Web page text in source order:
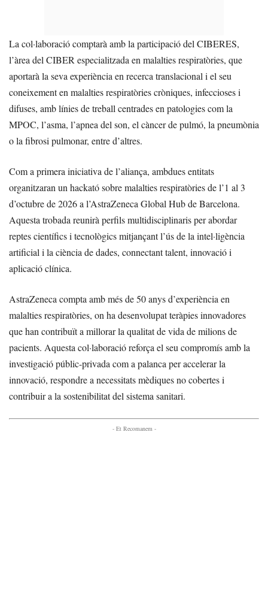
La col·laboració comptarà amb la participació del CIBERES,
l’àrea del CIBER especialitzada en malalties respiratòries, que
aportarà la seva experiència en recerca translacional i el seu
coneixement en malalties respiratòries cròniques, infeccioses i
difuses, amb línies de treball centrades en patologies com la
MPOC, l’asma, l’apnea del son, el càncer de pulmó, la pneumònia
o la fibrosi pulmonar, entre d’altres.
Com a primera iniciativa de l’aliança, ambdues entitats
organitzaran un hackató sobre malalties respiratòries de l’1 al 3
d’octubre de 2026 a l’AstraZeneca Global Hub de Barcelona.
Aquesta trobada reunirà perfils multidisciplinaris per abordar
reptes científics i tecnològics mitjançant l’ús de la intel·ligència
artificial i la ciència de dades, connectant talent, innovació i
aplicació clínica.
AstraZeneca compta amb més de 50 anys d’experiència en
malalties respiratòries, on ha desenvolupat teràpies innovadores
que han contribuït a millorar la qualitat de vida de milions de
pacients. Aquesta col·laboració reforça el seu compromís amb la
investigació públic-privada com a palanca per accelerar la
innovació, respondre a necessitats mèdiques no cobertes i
contribuir a la sostenibilitat del sistema sanitari.
- Et Recomanem -